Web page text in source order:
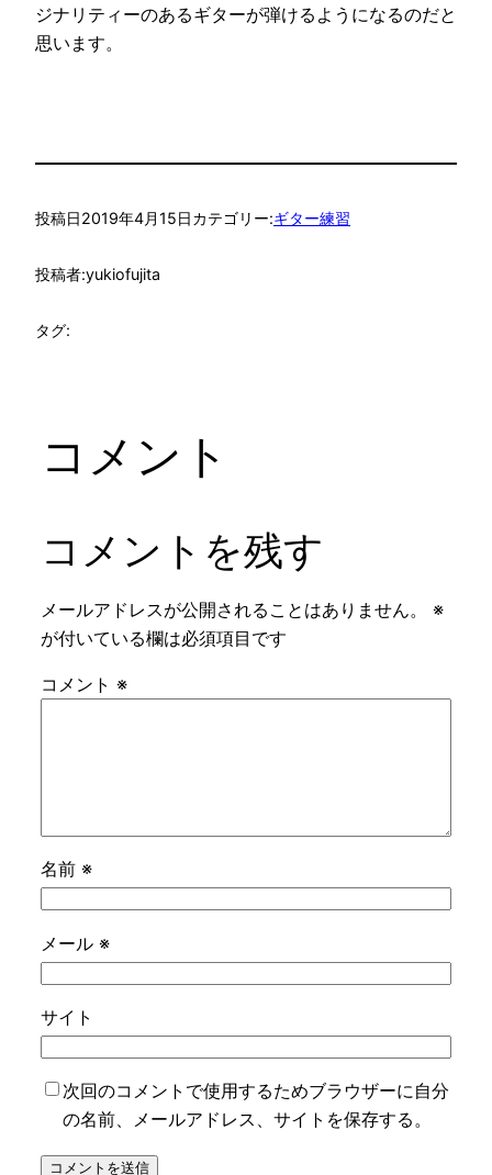
ジナリティーのあるギターが弾けるようになるのだと
思います。
投稿日2019年4月15日カテゴリー:ギター練習
投稿者:yukiofujita
タグ:
コメント
コメントを残す
メールアドレスが公開されることはありません。
※
が付いている欄は必須項目です
コメント ※
名前 ※
メール ※
サイト
次回のコメントで使用するためブラウザーに自分
の名前、メールアドレス、サイトを保存する。